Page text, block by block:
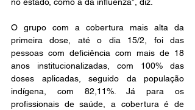
no estado, como a da influenza”, diz.
O grupo com a cobertura mais alta da
primeira dose, até o dia 15/2, foi das
pessoas com deficiência com mais de 18
anos institucionalizadas, com 100% das
doses aplicadas, seguido da população
indígena, com 82,11%. Já para os
profissionais de saúde, a cobertura é de